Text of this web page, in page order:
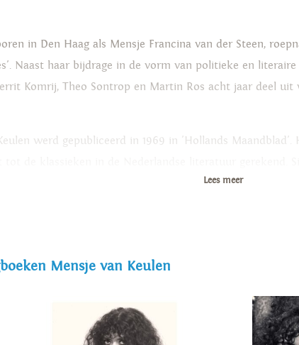
in Den Haag als Mensje Francina van der Steen,
Naast haar bijdrage in de vorm van politieke en
Komrij, Theo Sontrop en Martin Ros acht jaar deel
werd gepubliceerd in 1969 in 'Hollands
een Zilveren Griffel en de Nienke van Hichtumprijs.
van haar schrijverschap. In 2009 verscheen de
Kohler Prijs - een driejaarlijkse prijs voor
te lezen.
Lees meer
Mensje van Keulen